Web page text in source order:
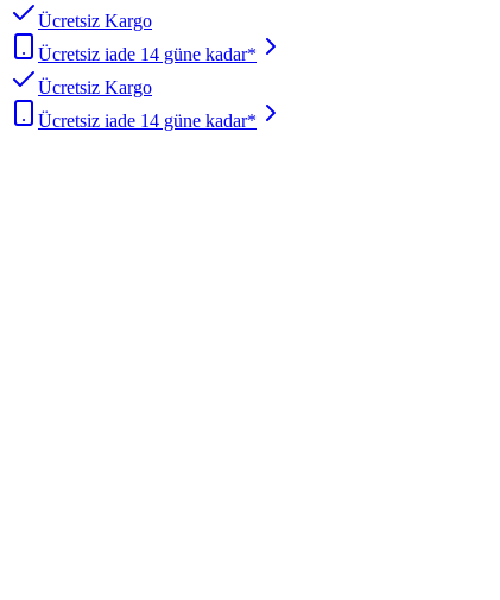
Ücretsiz Kargo
Ücretsiz iade 14 güne kadar*
Ücretsiz Kargo
Ücretsiz iade 14 güne kadar*